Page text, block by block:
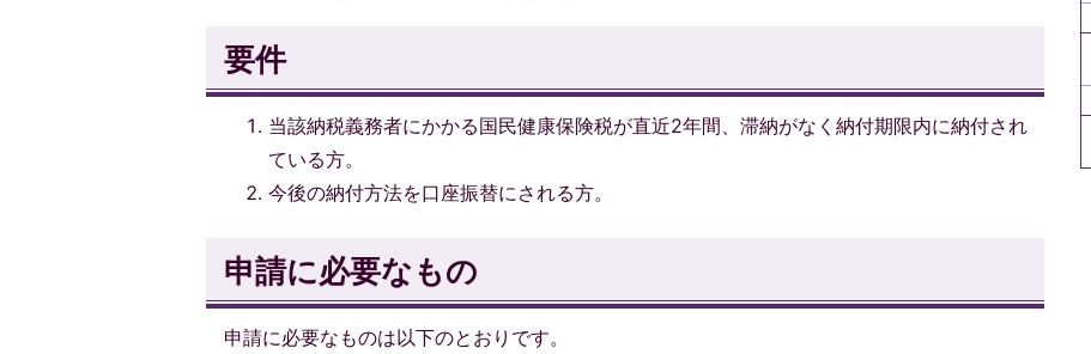
要件
当該納税義務者にかかる国民健康保険税が直近2年間、滞納がなく納付期限内に納付され
ている方。
今後の納付方法を口座振替にされる方。
申請に必要なもの
申請に必要なものは以下のとおりです。